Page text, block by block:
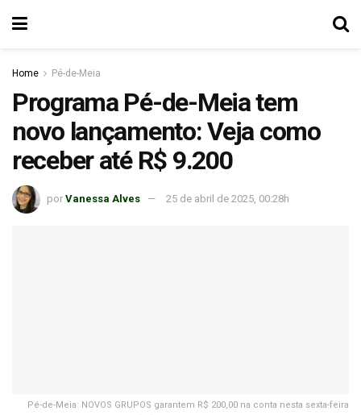
Home Pé-de-Meia
Programa Pé-de-Meia tem
novo lançamento: Veja como
receber até R$ 9.200
por Vanessa Alves 25 de abril de 2025, 00:28h
Pé-de-Meia: NOVOS GRUPOS garantem R$ 200,00 na conta nesta sexta-feira